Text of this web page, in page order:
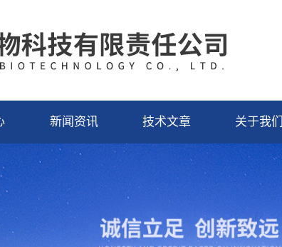
新闻资讯 技术文章 关于我们